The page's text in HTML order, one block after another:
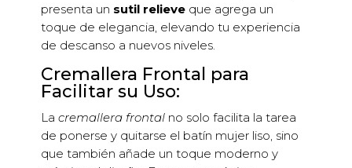
presenta un sutil relieve que agrega un
toque de elegancia, elevando tu experiencia
de descanso a nuevos niveles.
Cremallera Frontal para
Facilitar su Uso:
Lacremallera frontal no solo facilita la tarea
de ponerse y quitarse el batín mujer liso, sino
que también añade un toque moderno y